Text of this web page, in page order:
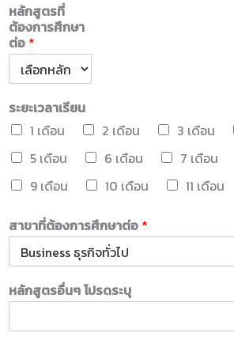
หลักสูตรที่
ต้องการศึกษา
ต่อ *
ระยะเวลาเรียน
1 เดือน
2 เดือน 3 เดือน
5 เดือน
6 เดือน 7 เดือน
9 เดือน
10 เดือน 11 เดือน
สาขาที่ต้องการศึกษาต่อ *
หลักสูตรอื่นๆ โปรดระบุ